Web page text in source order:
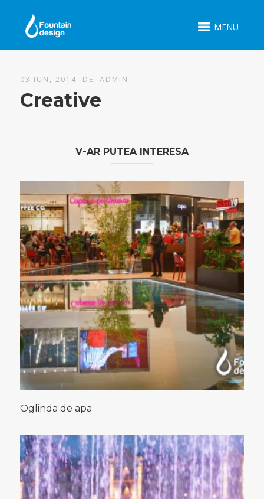
MENU
03 IUN, 2014 DE ADMIN
Creative
V-AR PUTEA INTERESA
Oglinda de apa